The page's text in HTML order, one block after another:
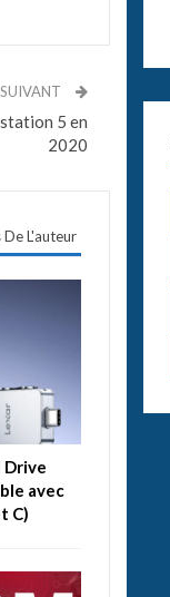
5 en
2020
L'auteur
Drive
avec
C)